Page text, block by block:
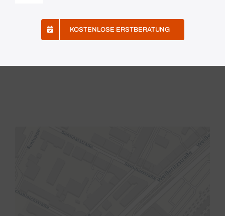
Mein Konto
KOSTENLOSE ERSTBERATUNG